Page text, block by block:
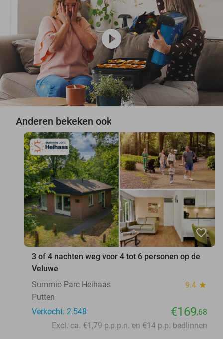
play_circle
Anderen bekeken ook
favorite_border
3 of 4 nachten weg voor 4 tot 6 personen op de
Veluwe
Summio Parc Heihaas
9.4 star
Putten
Verkocht: 2.548
€169,68
Excl. ca. €1,79 p.p.p.n. en €14 p.p. bedlinnen